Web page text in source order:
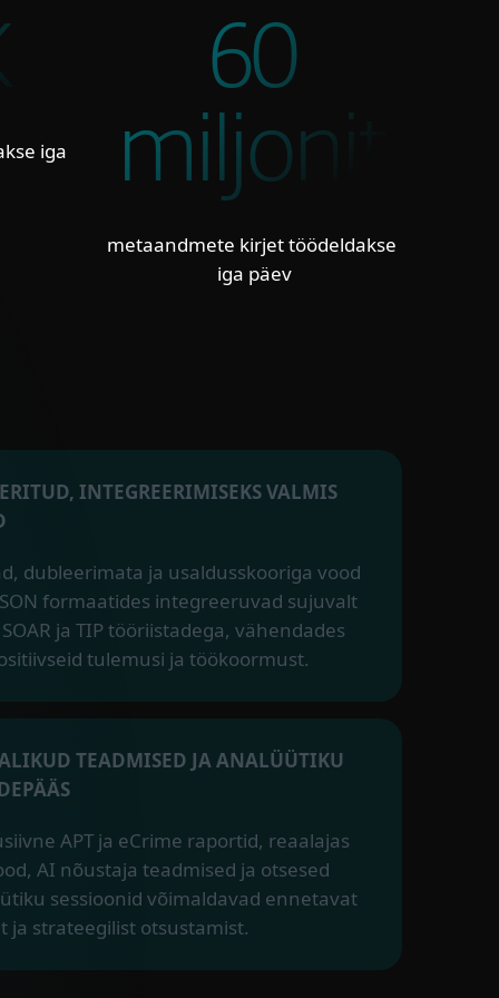
iga
60
miljonit
metaandmete kirjet töödeldakse
iga päev
INTEGREERIMISEKS VALMIS
dubleerimata ja usaldusskooriga vood
formaatides integreeruvad sujuvalt
SOAR ja TIP tööriistadega, vähendades
tulemusi ja töökoormust.
TEADMISED JA ANALÜÜTIKU
APT ja eCrime raportid, reaalajas
AI nõustaja teadmised ja otsesed
sessioonid võimaldavad ennetavat
ja strateegilist otsustamist.